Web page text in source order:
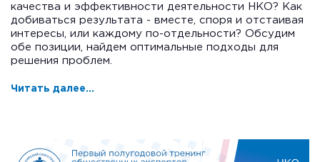
качества и эффективности деятельности НКО? Как
добиваться результата - вместе, споря и отстаивая
интересы, или каждому по-отдельности? Обсудим
обе позиции, найдем оптимальные подходы для
решения проблем.
Читать далее...